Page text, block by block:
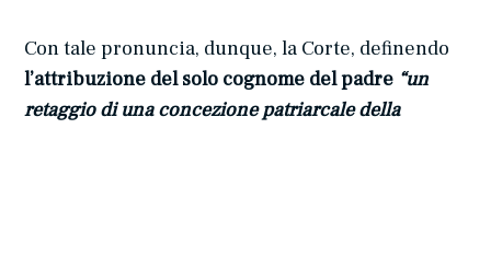
Con tale pronuncia, dunque, la Corte, definendo
l’attribuzione del solo cognome del padre “un
retaggio di una concezione patriarcale della